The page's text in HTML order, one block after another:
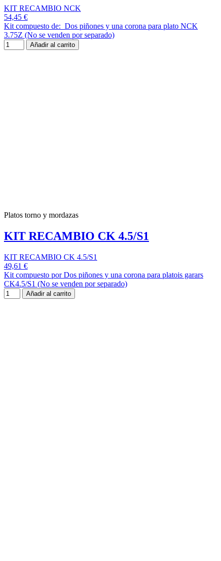
KIT RECAMBIO NCK
54,45 €
Kit compuesto de: Dos piñones y una corona para plato NCK
3.75Z (No se venden por separado)
Añadir al carrito
Platos torno y mordazas
KIT RECAMBIO CK 4.5/S1
KIT RECAMBIO CK 4.5/S1
49,61 €
Kit compuesto por Dos piñones y una corona para platois garars
CK4.5/S1 (No se venden por separado)
Añadir al carrito